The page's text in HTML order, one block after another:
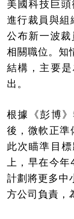
美國科技巨
進行裁員與組
公布新一波
相關職位。知
結構，主要
出。
根據《彭博
後，微軟正準
此次瞄準目
上，早在今
計劃將更多中
方公司負責，